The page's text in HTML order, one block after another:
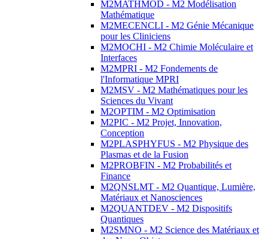
M2MATHMOD - M2 Modélisation
Mathématique
M2MECENCLI - M2 Génie Mécanique
pour les Cliniciens
M2MOCHI - M2 Chimie Moléculaire et
Interfaces
M2MPRI - M2 Fondements de
l'Informatique MPRI
M2MSV - M2 Mathématiques pour les
Sciences du Vivant
M2OPTIM - M2 Optimisation
M2PIC - M2 Projet, Innovation,
Conception
M2PLASPHYFUS - M2 Physique des
Plasmas et de la Fusion
M2PROBFIN - M2 Probabilités et
Finance
M2QNSLMT - M2 Quantique, Lumière,
Matériaux et Nanosciences
M2QUANTDEV - M2 Dispositifs
Quantiques
M2SMNO - M2 Science des Matériaux et